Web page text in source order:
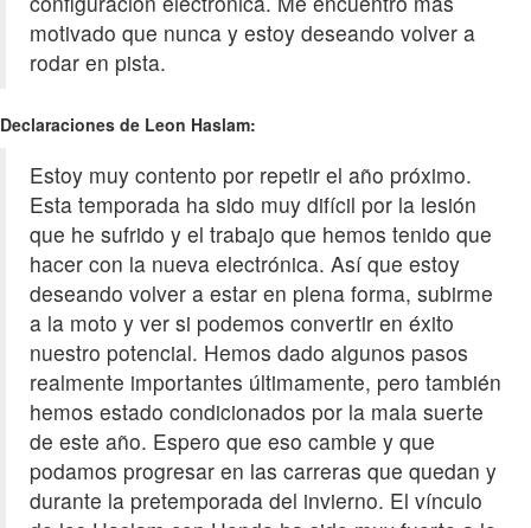
motivado que nunca y estoy deseando volver a
rodar en pista.
Declaraciones de Leon Haslam:
Estoy muy contento por repetir el año próximo.
Esta temporada ha sido muy difícil por la lesión
que he sufrido y el trabajo que hemos tenido que
hacer con la nueva electrónica. Así que estoy
deseando volver a estar en plena forma, subirme
a la moto y ver si podemos convertir en éxito
nuestro potencial. Hemos dado algunos pasos
realmente importantes últimamente, pero también
hemos estado condicionados por la mala suerte
de este año. Espero que eso cambie y que
podamos progresar en las carreras que quedan y
durante la pretemporada del invierno. El vínculo